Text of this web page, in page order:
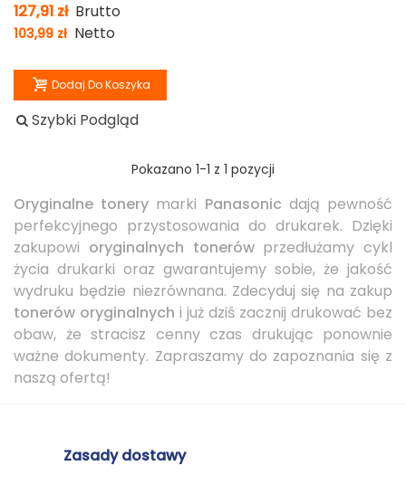
127,91 zł Brutto
103,99 zł Netto
Dodaj Do Koszyka
Szybki Podgląd
Pokazano 1-1 z 1 pozycji
Oryginalne tonery marki Panasonic dają pewność
perfekcyjnego przystosowania do drukarek. Dzięki
zakupowi oryginalnych tonerówprzedłużamy cykl
życia drukarki oraz gwarantujemy sobie, że jakość
wydruku będzie niezrównana. Zdecyduj się na zakup
tonerów oryginalnych i już dziś zacznij drukować bez
obaw, że stracisz cenny czas drukując ponownie
ważne dokumenty. Zapraszamy do zapoznania się z
naszą ofertą!
Zasady dostawy